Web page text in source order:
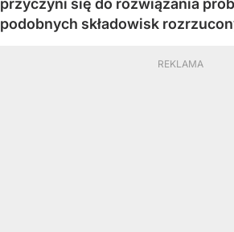
przyczyni się do rozwiązania
podobnych składowisk